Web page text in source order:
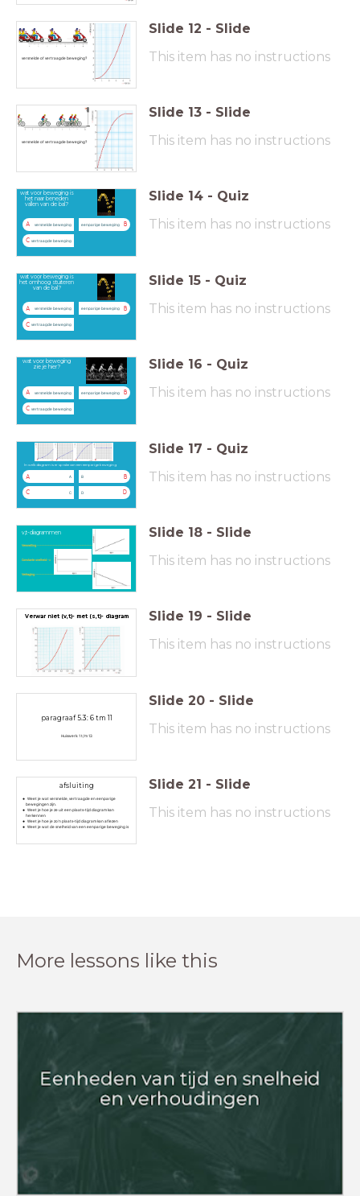
versnelde of vertraagde beweging?
Slide 12 - Slide
This item has no instructions
versnelde of vertraagde beweging?
Slide 13 - Slide
This item has no instructions
wat voor beweging is
het naar beneden
vallen van de bal?
A versnelde beweging B
eenparige beweging
C vertraagde beweging
Slide 14 - Quiz
This item has no instructions
wat voor beweging is
het omhoog stuiteren
van de bal?
A versnelde beweging B
eenparige beweging
C vertraagde beweging
Slide 15 - Quiz
This item has no instructions
wat voor beweging
zie je hier?
A versnelde beweging B
eenparige beweging
C vertraagde beweging
Slide 16 - Quiz
This item has no instructions
In welk diagram is er sprake van een eenparige beweging
A A B
B
C C D
D
Slide 17 - Quiz
This item has no instructions
v,t-diagrammen
Versnelling --------------------------------------->
Constante snelheid ->
Vertraging ---------------------------------------->
Slide 18 - Slide
This item has no instructions
Verwar niet (v,t)- met (s,t)- diagram Slide 19 - Slide
This item has no instructions
paragraaf 5.3: 6 tm 11
Huiswerk: 1 t/m 13
Slide 20 - Slide
This item has no instructions
afsluiting
Weet je wat versnelde, vertraagde en eenparige
bewegingen zijn.
Weet je hoe je ze uit een plaats-tijd diagram kan
herkennen
Weet je hoe je zo'n plaats-tijd diagram kan aflezen
Weet je wat de snelheid van een eenparige beweging is
Slide 21 - Slide
This item has no instructions
More lessons like this